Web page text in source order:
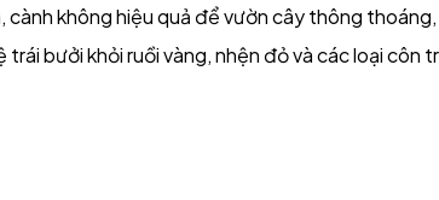
cành không hiệu quả để vườn cây thông
bưởi khỏi ruồi vàng, nhện đỏ và các loại côn